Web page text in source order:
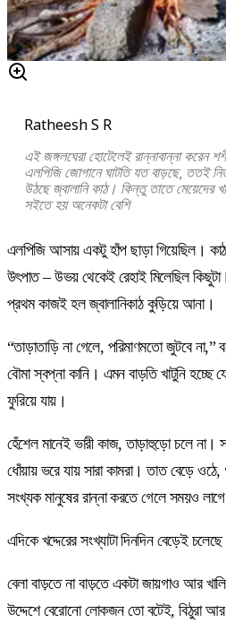
Ratheesh S R
এই জঙ্গলঘেরা হোটেলেই রান্নাবান্না করেন
এলপিজি জোগানে ঘাটতি যত বাড়ছে, ততই
উঠছে জ্বালানি কাঠ। কিন্তু তাতে মেয়েদের
সইতে হয় অনেকটা বেশি
এলপিজি আসায় একটু হাঁপ ছাড়া গিয়েছিল।
উৎপাত – উভয় থেকেই রেহাই মিলেছিল
প্রথম কাজই হল জ্বালানিকাঠ কুড়িয়ে আনা।
“তাড়াতাড়ি না গেলে, পরিমাণমতো জুটবে না,”
বৌমা স্বপ্না কানি। এমন বাড়তি খাটুনি হচ্ছে
ফুরিয়ে যায়।
হেঁশেল মানেই ভারী কাজ, তাড়াহুড়ো চলে না।
ধোঁয়ায় ভরে যায় সারা কামরা। তাত বেড়ে
সংখ্যক মানুষের রান্না করতে গেলে সময়ও
এদিকে খদ্দেরের সংখ্যাটা দিনদিন বেড়েই
বেলা বাড়তে না বাড়তে একটা জায়গাও আর খালি
উদ্দেশে বেরোনো লোকজন তো বটেই, বিঠুরা